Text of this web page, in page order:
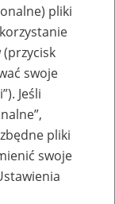
50+
pliki
swoje
Jeśli
pliki
swoje